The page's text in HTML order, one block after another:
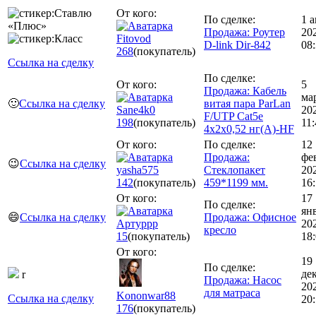
Ссылка на сделку
От кого:
Fitovod
268(покупатель)
По сделке:
Продажа: Роутер
D-link Dir-842
1
🙂Ссылка на сделку
От кого:
Sane4k0
198(покупатель)
По сделке:
Продажа: Кабель
витая пара ParLan
F/UTP Cat5e
4х2х0,52 нг(А)-HF
5
😉Ссылка на сделку
От кого:
yasha575
142(покупатель)
По сделке:
Продажа:
Стеклопакет
459*1199 мм.
12
😄Ссылка на сделку
От кого:
Артуррр
15(покупатель)
По сделке:
Продажа: Офисное
кресло
17
r
Ссылка на сделку
От кого:
Kononwar88
176(покупатель)
По сделке:
Продажа: Насос
для матраса
19